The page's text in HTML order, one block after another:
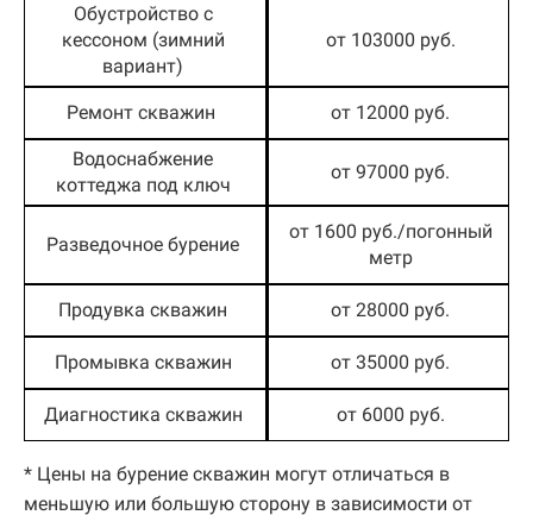
Обустройство с
кессоном (зимний
вариант)
от 103000 руб.
Ремонт скважин от 12000 руб.
Водоснабжение
коттеджа под ключ
от 97000 руб.
Разведочное бурение
от 1600 руб./погонный
метр
Продувка скважин от 28000 руб.
Промывка скважин от 35000 руб.
Диагностика скважин от 6000 руб.
* Цены на бурение скважин могут отличаться в
меньшую или большую сторону в зависимости от